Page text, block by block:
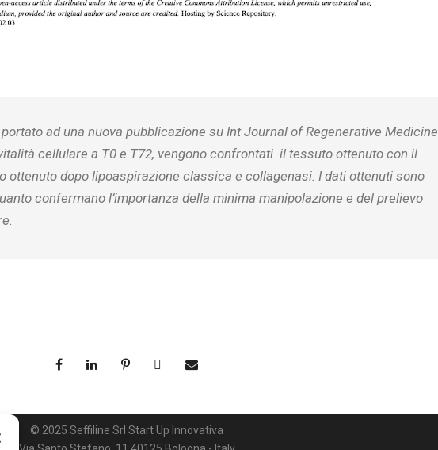
ad una nuova pubblicazione su Int Journal of Regenerative Medicine.
cellulare a T0 e T72, vengono confrontati il tessuto ottenuto con il
ottenuto dopo lipoaspirazione classica e collagenasi. I dati ottenuti sono
confermano l’importanza della minima manipolazione e del prelievo
© 2025 Seffiline Srl Start Up Innovativa